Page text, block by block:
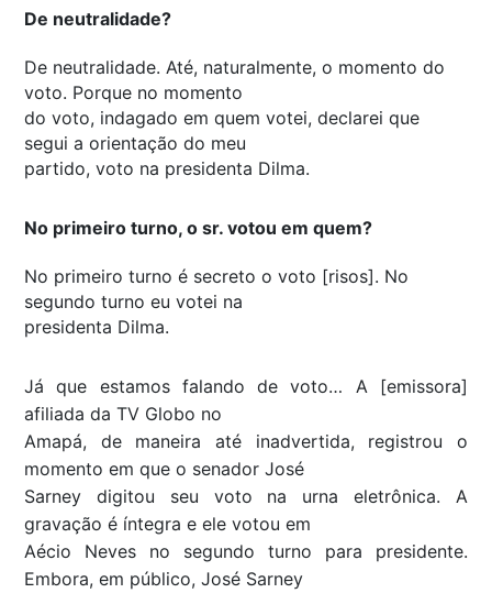
De neutralidade?
De neutralidade. Até, naturalmente, o momento do
voto. Porque no momento
do voto, indagado em quem votei, declarei que
segui a orientação do meu
partido, voto na presidenta Dilma.
No primeiro turno, o sr. votou em quem?
No primeiro turno é secreto o voto [risos]. No
segundo turno eu votei na
presidenta Dilma.
Já que estamos falando de voto… A [emissora]
afiliada da TV Globo no
Amapá, de maneira até inadvertida, registrou o
momento em que o senador José
Sarney digitou seu voto na urna eletrônica. A
gravação é íntegra e ele votou em
Aécio Neves no segundo turno para presidente.
Embora, em público, José Sarney